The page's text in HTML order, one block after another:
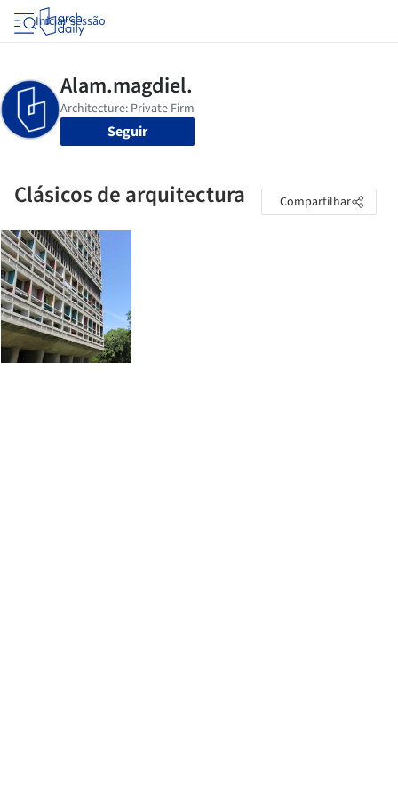
Iniciar sessão
Seguir
Clásicos de arquitectura Compartilhar